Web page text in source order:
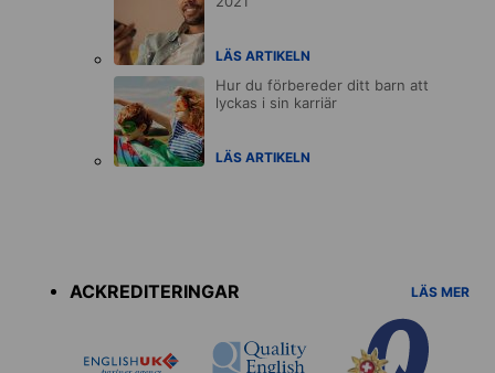
LÄS ARTIKELN
Hur du förbereder ditt barn att
lyckas i sin karriär
LÄS ARTIKELN
ACKREDITERINGAR
LÄS MER